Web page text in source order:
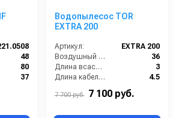
48
80
37
Водопылесос TOR
EXTRA 200
Артикул:
EXTRA 200
Воздушный поток (л/сек):
36
Длина всасывающего шланга (м):
3
Длина кабеля (м):
4.5
7 700 руб. 7 100 руб.